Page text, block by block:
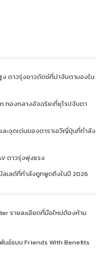
ง ดาวรุ่งชาวดัตช์ที่น่าจับตามองใน
กองกลางอัจฉริยะที่ยุโรปจับตา
ละจุดเด่นของดาราเอวีญี่ปุ่นที่กำลัง
ดาวรุ่งพุ่งแรง
ลเลต์ที่กำลังถูกพูดถึงในปี 2026
รายละเอียดที่มือใหม่ต้องห้าม
นธ์แบบ Friends With Benefits